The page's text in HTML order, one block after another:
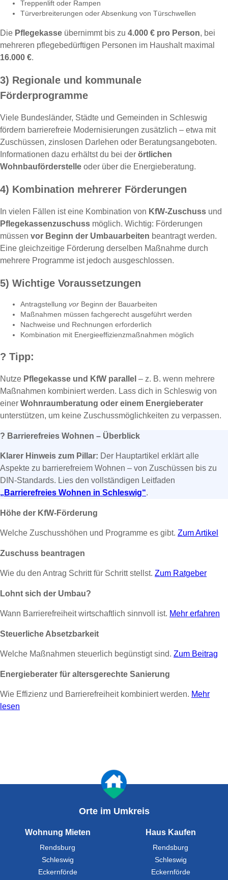
Treppenlift oder Rampen
Türverbreiterungen oder Absenkung von Türschwellen
Die Pflegekasse übernimmt bis zu 4.000 € pro Person, bei
mehreren pflegebedürftigen Personen im Haushalt maximal
16.000 €.
3) Regionale und kommunale
Förderprogramme
Viele Bundesländer, Städte und Gemeinden in Schleswig
fördern barrierefreie Modernisierungen zusätzlich – etwa mit
Zuschüssen, zinslosen Darlehen oder Beratungsangeboten.
Informationen dazu erhältst du bei der örtlichen
Wohnbauförderstelle oder über die Energieberatung.
4) Kombination mehrerer Förderungen
In vielen Fällen ist eine Kombination von KfW-Zuschuss und
Pflegekassenzuschuss möglich. Wichtig: Förderungen
müssen vor Beginn der Umbauarbeiten beantragt werden.
Eine gleichzeitige Förderung derselben Maßnahme durch
mehrere Programme ist jedoch ausgeschlossen.
5) Wichtige Voraussetzungen
Antragstellung vor Beginn der Bauarbeiten
Maßnahmen müssen fachgerecht ausgeführt werden
Nachweise und Rechnungen erforderlich
Kombination mit Energieeffizienzmaßnahmen möglich
? Tipp:
Nutze Pflegekasse und KfW parallel – z. B. wenn mehrere
Maßnahmen kombiniert werden. Lass dich in Schleswig von
einer Wohnraumberatung oder einem Energieberater
unterstützen, um keine Zuschussmöglichkeiten zu verpassen.
? Barrierefreies Wohnen – Überblick
Klarer Hinweis zum Pillar: Der Hauptartikel erklärt alle
Aspekte zu barrierefreiem Wohnen – von Zuschüssen bis zu
DIN-Standards. Lies den vollständigen Leitfaden
„Barrierefreies Wohnen in Schleswig“.
Höhe der KfW-Förderung
Welche Zuschusshöhen und Programme es gibt. Zum Artikel
Zuschuss beantragen
Wie du den Antrag Schritt für Schritt stellst. Zum Ratgeber
Lohnt sich der Umbau?
Wann Barrierefreiheit wirtschaftlich sinnvoll ist. Mehr erfahren
Steuerliche Absetzbarkeit
Welche Maßnahmen steuerlich begünstigt sind. Zum Beitrag
Energieberater für altersgerechte Sanierung
Wie Effizienz und Barrierefreiheit kombiniert werden. Mehr
lesen
Orte im Umkreis
Wohnung Mieten
Rendsburg
Schleswig
Eckernförde
Haus Kaufen
Rendsburg
Schleswig
Eckernförde